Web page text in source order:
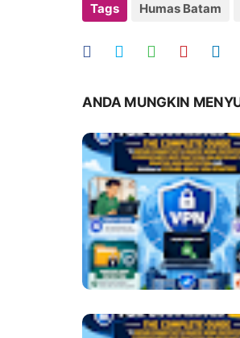
Tags Humas Batam
ANDA MUNGKIN